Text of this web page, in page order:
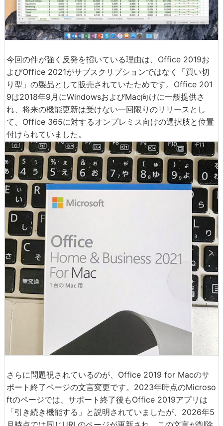
今回の件が強く反発を招いている理由は、Office 2019お
よびOffice 2021がサブスクリプションではなく「買い切
り型」の製品として販売されていたためです。Office 201
9は2018年9月にWindowsおよびMac向けに一般提供さ
れ、将来の機能更新は受けない一回限りのリリースとし
て、Office 365に対するオンプレミス向けの選択肢と位置
付けられていました。
さらに問題視されているのが、Office 2019 for Macのサ
ポート終了ページの文言変更です。2023年時点のMicroso
ftのページでは、サポート終了後もOffice 2019アプリは
「引き続き機能する」と説明されていましたが、2026年5